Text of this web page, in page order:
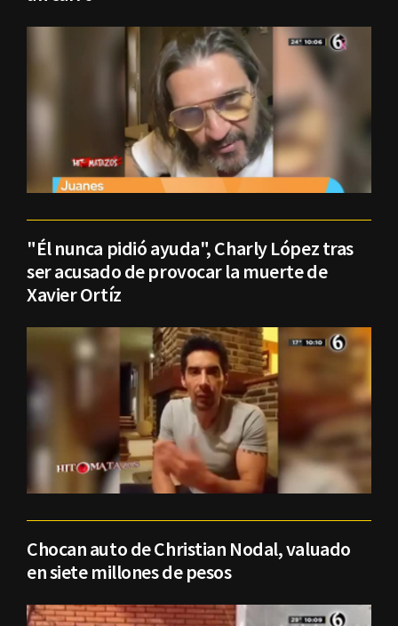
"Él nunca pidió ayuda", Charly López tras
ser acusado de provocar la muerte de
Xavier Ortíz
Chocan auto de Christian Nodal, valuado
en siete millones de pesos